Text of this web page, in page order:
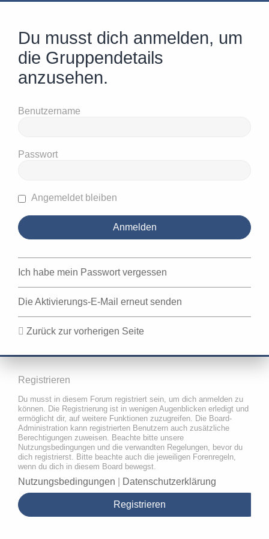
Du musst dich anmelden, um
die Gruppendetails
anzusehen.
Benutzername
Passwort
Angemeldet bleiben
Ich habe mein Passwort vergessen
Die Aktivierungs-E-Mail erneut senden
Zurück zur vorherigen Seite
Registrieren
Du musst in diesem Forum registriert sein, um dich anmelden zu
können. Die Registrierung ist in wenigen Augenblicken erledigt und
ermöglicht dir, auf weitere Funktionen zuzugreifen. Die Board-
Administration kann registrierten Benutzern auch zusätzliche
Berechtigungen zuweisen. Beachte bitte unsere
Nutzungsbedingungen und die verwandten Regelungen, bevor du
dich registrierst. Bitte beachte auch die jeweiligen Forenregeln,
wenn du dich in diesem Board bewegst.
Nutzungsbedingungen Datenschutzerklärung
Registrieren